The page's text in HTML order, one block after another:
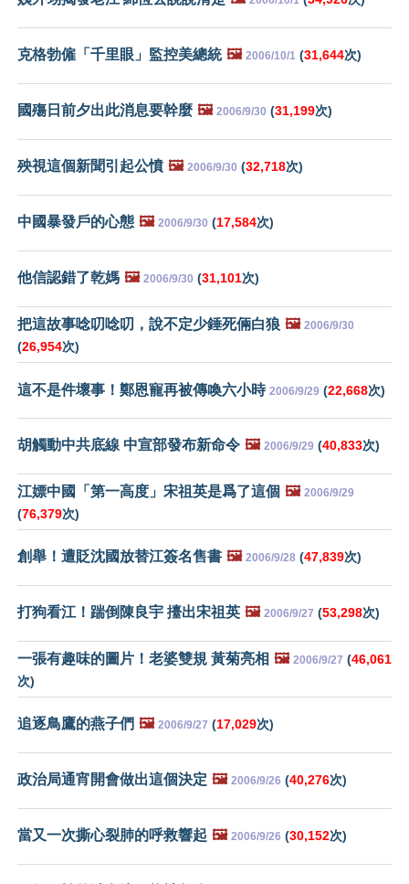
克格勃僱「千里眼」監控美總統 🖼️ 2006/10/1 (31,644次)
國殤日前夕出此消息要幹麼 🖼️ 2006/9/30 (31,199次)
殃視這個新聞引起公憤 🖼️ 2006/9/30 (32,718次)
中國暴發戶的心態 🖼️ 2006/9/30 (17,584次)
他信認錯了乾媽 🖼️ 2006/9/30 (31,101次)
把這故事唸叨唸叨，說不定少錘死倆白狼 🖼️ 2006/9/30
(26,954次)
這不是件壞事！鄭恩寵再被傳喚六小時 2006/9/29 (22,668次)
胡觸動中共底線 中宣部發布新命令 🖼️ 2006/9/29 (40,833次)
江嫖中國「第一高度」宋祖英是爲了這個 🖼️ 2006/9/29
(76,379次)
創舉！遭貶沈國放替江簽名售書 🖼️ 2006/9/28 (47,839次)
打狗看江！踹倒陳良宇 擡出宋祖英 🖼️ 2006/9/27 (53,298次)
一張有趣味的圖片！老婆雙規 黃菊亮相 🖼️ 2006/9/27 (46,061
次)
追逐鳥鷹的燕子們 🖼️ 2006/9/27 (17,029次)
政治局通宵開會做出這個決定 🖼️ 2006/9/26 (40,276次)
當又一次撕心裂肺的呼救響起 🖼️ 2006/9/26 (30,152次)